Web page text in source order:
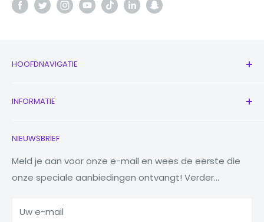
HOOFDNAVIGATIE
Nieuw
Horloges
Macbooks
Tabletten
Accessoires
INFORMATIE
Ons verhaal
Verminder Hergebruik Recycling
Waarom Fonez?
NIEUWSBRIEF
Meld je aan voor onze e-mail en wees de eerste die
onze speciale aanbiedingen ontvangt! Verder...
Uw e-mail